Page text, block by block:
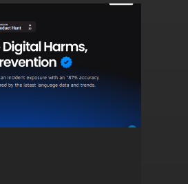
um deine
Verbessere
erreiche heute deinen